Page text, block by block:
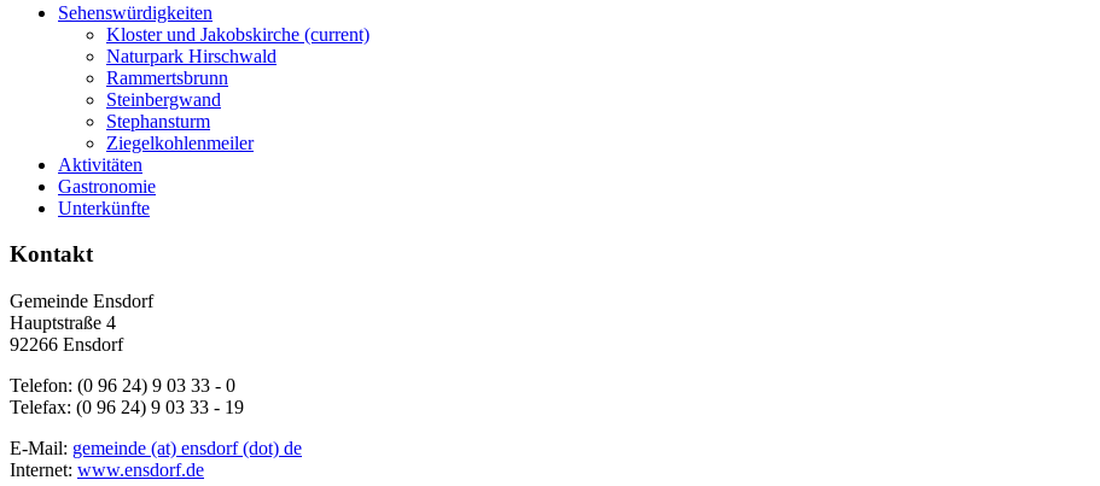
Sehenswürdigkeiten
Kloster und Jakobskirche (current)
Naturpark Hirschwald
Rammertsbrunn
Steinbergwand
Stephansturm
Ziegelkohlenmeiler
Aktivitäten
Gastronomie
Unterkünfte
Kontakt
Gemeinde Ensdorf
Hauptstraße 4
92266 Ensdorf
Telefon: (0 96 24) 9 03 33 - 0
Telefax: (0 96 24) 9 03 33 - 19
E-Mail: gemeinde (at) ensdorf (dot) de
Internet: www.ensdorf.de